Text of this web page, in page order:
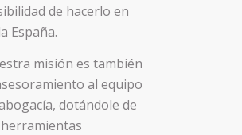
de hacerlo en
España.
misión es también
al equipo
dotándole de